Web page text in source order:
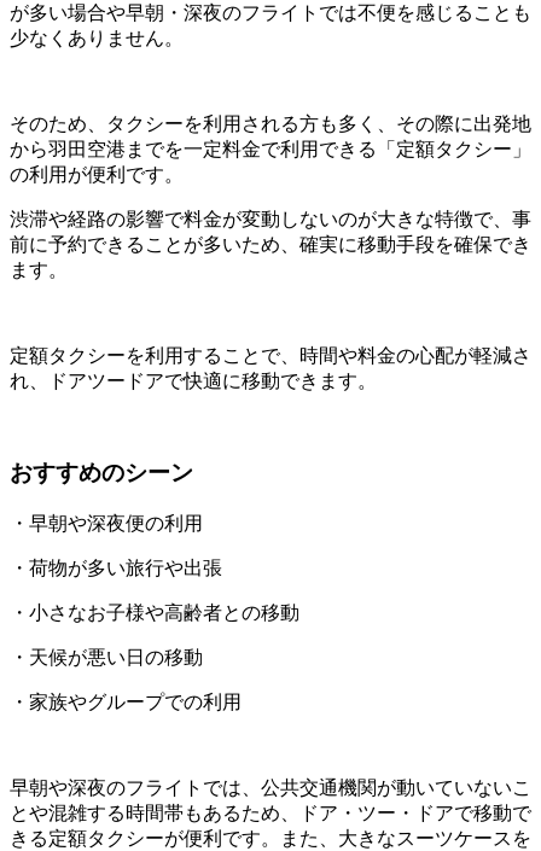
が多い場合や早朝・深夜のフライトでは不便を感じることも
少なくありません。
そのため、タクシーを利用される方も多く、その際に出発地
から羽田空港までを一定料金で利用できる「定額タクシー」
の利用が便利です。
渋滞や経路の影響で料金が変動しないのが大きな特徴で、事
前に予約できることが多いため、確実に移動手段を確保でき
ます。
定額タクシーを利用することで、時間や料金の心配が軽減さ
れ、ドアツードアで快適に移動できます。
おすすめのシーン
・早朝や深夜便の利用
・荷物が多い旅行や出張
・小さなお子様や高齢者との移動
・天候が悪い日の移動
・家族やグループでの利用
早朝や深夜のフライトでは、公共交通機関が動いていないこ
とや混雑する時間帯もあるため、ドア・ツー・ドアで移動で
きる定額タクシーが便利です。また、大きなスーツケースを